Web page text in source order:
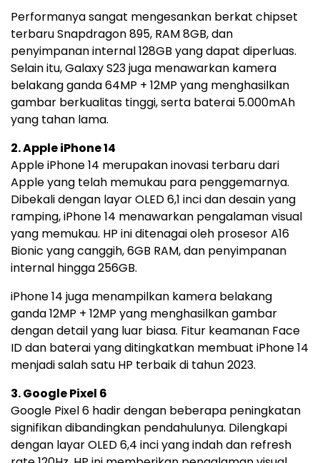
Performanya sangat mengesankan berkat chipset
terbaru Snapdragon 895, RAM 8GB, dan
penyimpanan internal 128GB yang dapat diperluas.
Selain itu, Galaxy S23 juga menawarkan kamera
belakang ganda 64MP + 12MP yang menghasilkan
gambar berkualitas tinggi, serta baterai 5.000mAh
yang tahan lama.
2. Apple iPhone 14
Apple iPhone 14 merupakan inovasi terbaru dari
Apple yang telah memukau para penggemarnya.
Dibekali dengan layar OLED 6,1 inci dan desain yang
ramping, iPhone 14 menawarkan pengalaman visual
yang memukau. HP ini ditenagai oleh prosesor A16
Bionic yang canggih, 6GB RAM, dan penyimpanan
internal hingga 256GB.
iPhone 14 juga menampilkan kamera belakang
ganda 12MP + 12MP yang menghasilkan gambar
dengan detail yang luar biasa. Fitur keamanan Face
ID dan baterai yang ditingkatkan membuat iPhone 14
menjadi salah satu HP terbaik di tahun 2023.
3. Google Pixel 6
Google Pixel 6 hadir dengan beberapa peningkatan
signifikan dibandingkan pendahulunya. Dilengkapi
dengan layar OLED 6,4 inci yang indah dan refresh